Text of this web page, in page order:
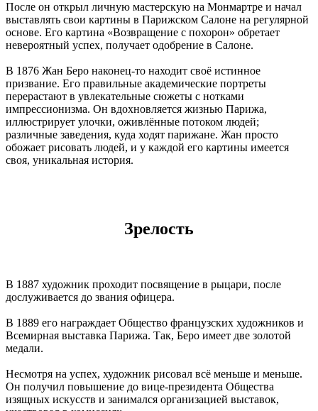
После он открыл личную мастерскую на Монмартре и начал
выставлять свои картины в Парижском Салоне на регулярной
основе. Его картина «Возвращение с похорон» обретает
невероятный успех, получает одобрение в Салоне.
В 1876 Жан Беро наконец-то находит своё истинное
призвание. Его правильные академические портреты
перерастают в увлекательные сюжеты с нотками
импрессионизма. Он вдохновляется жизнью Парижа,
иллюстрирует улочки, оживлённые потоком людей;
различные заведения, куда ходят парижане. Жан просто
обожает рисовать людей, и у каждой его картины имеется
своя, уникальная история.
Зрелость
В 1887 художник проходит посвящение в рыцари, после
дослуживается до звания офицера.
В 1889 его награждает Общество французских художников и
Всемирная выставка Парижа. Так, Беро имеет две золотой
медали.
Несмотря на успех, художник рисовал всё меньше и меньше.
Он получил повышение до вице-президента Общества
изящных искусств и занимался организацией выставок,